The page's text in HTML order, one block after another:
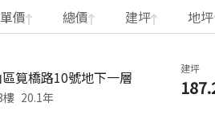
單價 總價 建坪 地坪
筧橋路10號地下一層
樓 20.1年
建坪